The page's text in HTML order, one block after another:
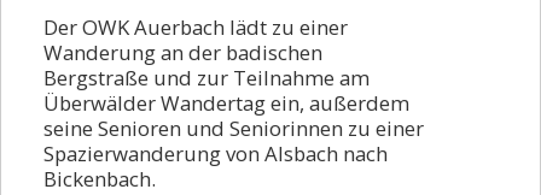
Bildergalerien
Vorstand
Kontakt
Beitrittserklärung
Der OWK Auerbach lädt zu einer
Wanderung an der badischen
Bergstraße und zur Teilnahme am
Überwälder Wandertag ein, außerdem
seine Senioren und Seniorinnen zu einer
Spazierwanderung von Alsbach nach
Bickenbach.